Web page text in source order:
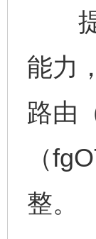
提
能力
路由
（
整。